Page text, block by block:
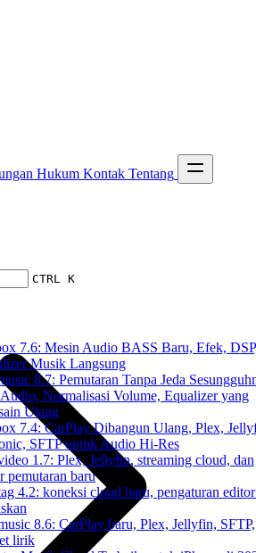
Hukum Kontak Tentang
CTRL K
7.6: Mesin Audio BASS Baru, Efek,
Musik Langsung
8.7: Pemutaran Tanpa Jeda
Normalisasi Volume, Equalizer yang
Ulang
7.4: CarPlay Dibangun Ulang, Plex,
SFTP untuk Audio Hi-Res
1.7: Plex, Jellyfin, streaming cloud, dan
pemutaran baru
4.2: koneksi cloud baru, pengaturan
8.6: CarPlay baru, Plex, Jellyfin, SFTP,
lirik